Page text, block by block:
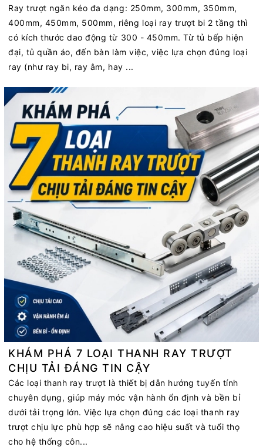
Ray trượt ngăn kéo đa dạng: 250mm, 300mm, 350mm,
400mm, 450mm, 500mm, riêng loại ray trượt bi 2 tầng thì
có kích thước dao động từ 300 - 450mm. Từ tủ bếp hiện
đại, tủ quần áo, đến bàn làm việc, việc lựa chọn đúng loại
ray (như ray bi, ray âm, hay ...
KHÁM PHÁ 7 LOẠI THANH RAY TRƯỢT
CHỊU TẢI ĐÁNG TIN CẬY
Các loại thanh ray trượt là thiết bị dẫn hướng tuyến tính
chuyên dụng, giúp máy móc vận hành ổn định và bền bỉ
dưới tải trọng lớn. Việc lựa chọn đúng các loại thanh ray
trượt chịu lực phù hợp sẽ nâng cao hiệu suất và tuổi thọ
cho hệ thống côn...